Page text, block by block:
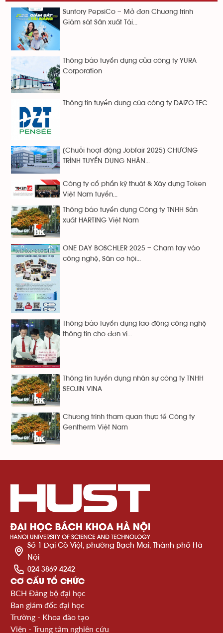
Suntory PepsiCo – Mở đơn Chương trình
Giám sát Sản xuất Tài...
Thông báo tuyển dụng của công ty YURA
Corporation
Thông tin tuyển dụng của công ty DAIZO TEC
[Chuỗi hoạt động Jobfair 2025] CHƯƠNG
TRÌNH TUYỂN DỤNG NHÂN...
Công ty cổ phẩn kỹ thuật & Xây dựng Token
Việt Nam tuyển...
Thông báo tuyển dụng Công ty TNHH Sản
xuất HARTING Việt Nam
ONE DAY BOSCHLER 2025 – Chạm tay vào
công nghệ, Săn cơ hội...
Thông báo tuyển dụng lao động công nghệ
thông tin cho đơn vị...
Thông tin tuyển dụng nhân sự công ty TNHH
SEOJIN VINA
Chương trình tham quan thực tế Công ty
Gentherm Việt Nam
Số 1 Đại Cồ Việt, phường Bạch Mai, Thành phố Hà
Nội
024 3869 4242
CƠ CẤU TỔ CHỨC
BCH Đảng bộ đại học
Ban giám đốc đại học
Trường - Khoa đào tạo
Viện - Trung tâm nghiên cứu